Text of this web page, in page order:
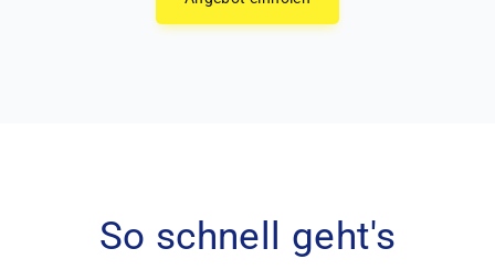
So schnell geht's